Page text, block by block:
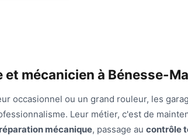
et mécanicien à Bénesse-
occasionnel ou un grand rouleur, les
Leur métier, c'est de
réparation mécanique, passage au contrôle